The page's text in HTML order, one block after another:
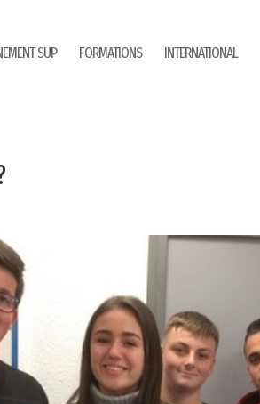
SUP FORMATIONS INTERNATIONAL